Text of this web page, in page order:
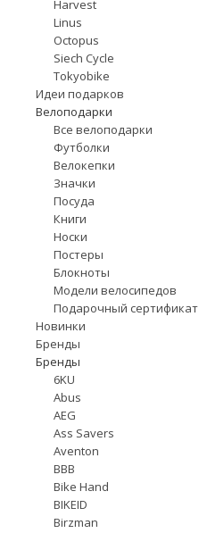
Harvest
Linus
Octopus
Siech Cycle
Tokyobike
Идеи подарков
Велоподарки
Все велоподарки
Футболки
Велокепки
Значки
Посуда
Книги
Носки
Постеры
Блокноты
Модели велосипедов
Подарочный сертификат
Новинки
Бренды
Бренды
6KU
Abus
AEG
Ass Savers
Aventon
BBB
Bike Hand
BIKEID
Birzman